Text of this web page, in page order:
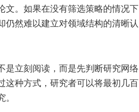
文。如果在没有筛选策略的情况下
然难以建立对领域结构的清晰认
是立刻阅读，而是先判断研究网络
这种方式，研究者可以将最初几百